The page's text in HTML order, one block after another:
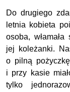
Do drugiego
letnia kobieta
osoba,
jej koleżanki.
o pilną
i przy kasie
tylko